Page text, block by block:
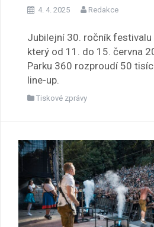
4. 4. 2025 Redakce
Jubilejní 30. ročník festivalu
který od 11. do 15. června
Parku 360 rozproudí 50
line-up.
Tiskové zprávy